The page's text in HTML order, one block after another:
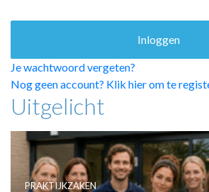
PRAKTIJKZAKEN
TARIEVEN
VPHUISARTSEN
MEDISCHE
INLOGGEN
REGISTRATIE
Je wachtwoord vergeten?
Nog geen account? Klik hier om te
Uitgelicht
PRAKTIJKZAKEN